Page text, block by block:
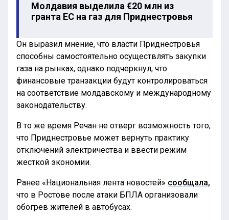
Молдавия выделила €20 млн из
гранта ЕС на газ для Приднестровья
Он выразил мнение, что власти Приднестровья
способны самостоятельно осуществлять закупки
газа на рынках, однако подчеркнул, что
финансовые транзакции будут контролироваться
на соответствие молдавскому и международному
законодательству.
В то же время Речан не отверг возможность того,
что Приднестровье может вернуть практику
отключений электричества и ввести режим
жесткой экономии.
Ранее «Национальная лента новостей» сообщала,
что в Ростове после атаки БПЛА организовали
обогрев жителей в автобусах.